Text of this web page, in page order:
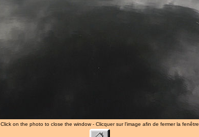
Click on the photo to close the window - Clicquer sur l'image afin de fermer la fenêtre